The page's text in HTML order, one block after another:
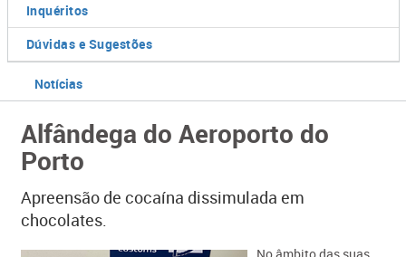
Inquéritos
Dúvidas e Sugestões
Notícias
Alfândega do Aeroporto do
Porto
Apreensão de cocaína dissimulada em
chocolates.